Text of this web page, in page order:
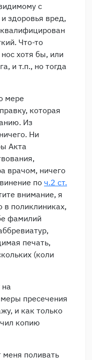
с
здоровья вред,
Что-то
хотя бы, или
и т.п., но тогда
мере
которая
Из
Ни
Акта
врачом, ничего
по ч.2 ст.
внимание, я
в поликлиниках,
фамилий
печать,
(коли
пресечения
и как только
копию
поливать